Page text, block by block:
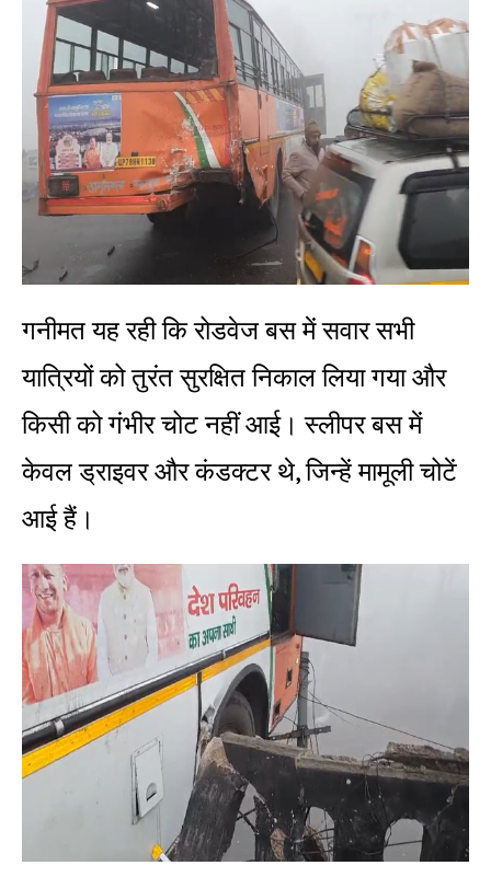
गनीमत यह रही कि रोडवेज बस में सवार सभी
यात्रियों को तुरंत सुरक्षित निकाल लिया गया और
किसी को गंभीर चोट नहीं आई। स्लीपर बस में
केवल ड्राइवर और कंडक्टर थे, जिन्हें मामूली चोटें
आई हैं।